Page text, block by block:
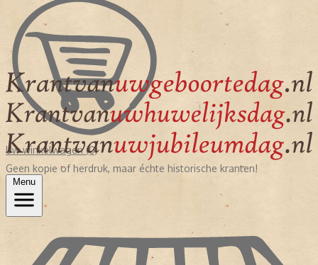
Uw winkelwagen (0)
Geen kopie of herdruk, maar échte historische kranten!
Menu